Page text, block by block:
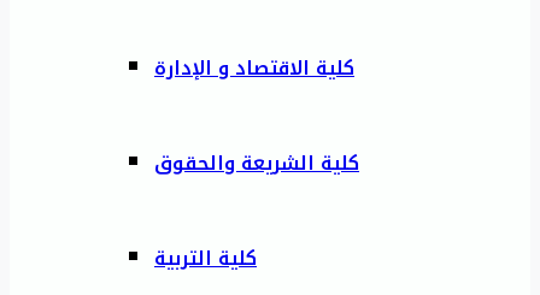
كلية الاقتصاد و الإدارة
كلية الشريعة والحقوق
كلية التربية